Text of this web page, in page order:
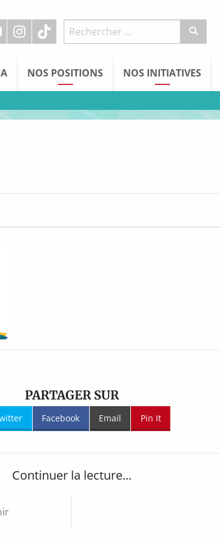
NOS POSITIONS NOS INITIATIVES
PARTAGER SUR
Facebook Email Pin It
Continuer la lecture...